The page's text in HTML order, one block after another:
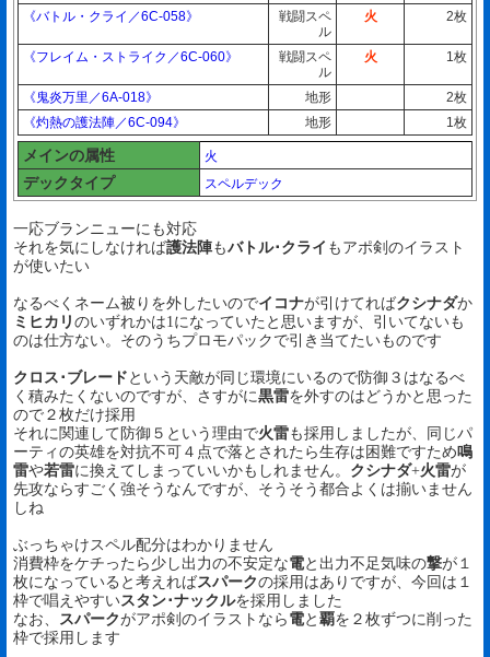
《バトル・クライ／6C-058》
戦闘スペ
ル
火 2枚
《フレイム・ストライク／6C-060》
戦闘スペ
ル
火 1枚
《鬼炎万里／6A-018》 地形
2枚
《灼熱の護法陣／6C-094》
地形 1枚
メインの属性 火
デックタイプ スペルデック
一応ブランニューにも対応
それを気にしなければ護法陣もバトル･クライ もアポ剣のイラスト
が使いたい
なるべくネーム被りを外したいのでイコナが引けてればクシナダか
ミヒカリ のいずれかは1になっていたと思いますが、引いてないも
のは仕方ない。そのうちプロモパックで引き当てたいものです
クロス･ブレード という天敵が同じ環境にいるので防御３はなるべ
く積みたくないのですが、さすがに黒雷を外すのはどうかと思った
ので２枚だけ採用
それに関連して防御５という理由で火雷も採用しましたが、同じパ
ーティの英雄を対抗不可４点で落とされたら生存は困難ですため鳴
雷や若雷に換えてしまっていいかもしれません。 クシナダ+火雷が
先攻ならすごく強そうなんですが、そうそう都合よくは揃いません
しね
ぶっちゃけスペル配分はわかりません
消費枠をケチったら少し出力の不安定な電と出力不足気味の撃が１
枚になっていると考えればスパークの採用はありですが、今回は１
枠で唱えやすいスタン･ナックルを採用しました
なお、 スパークがアポ剣のイラストなら 電と 覇を２枚ずつに削った
枠で採用します